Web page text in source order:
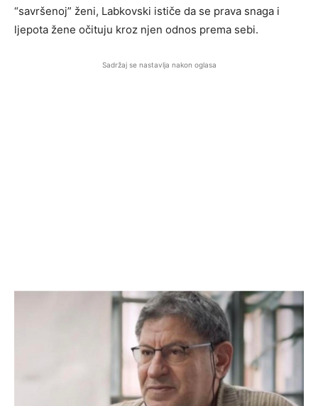
“savršenoj” ženi, Labkovski ističe da se prava snaga i
ljepota žene očituju kroz njen odnos prema sebi.
Sadržaj se nastavlja nakon oglasa